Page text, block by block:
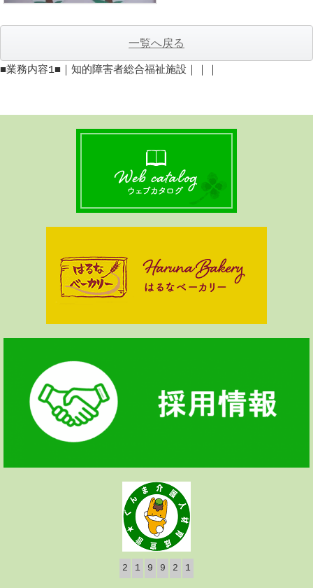
一覧へ戻る
■業務内容1■｜知的障害者総合福祉施設｜｜｜
2 1 9 9 2 1